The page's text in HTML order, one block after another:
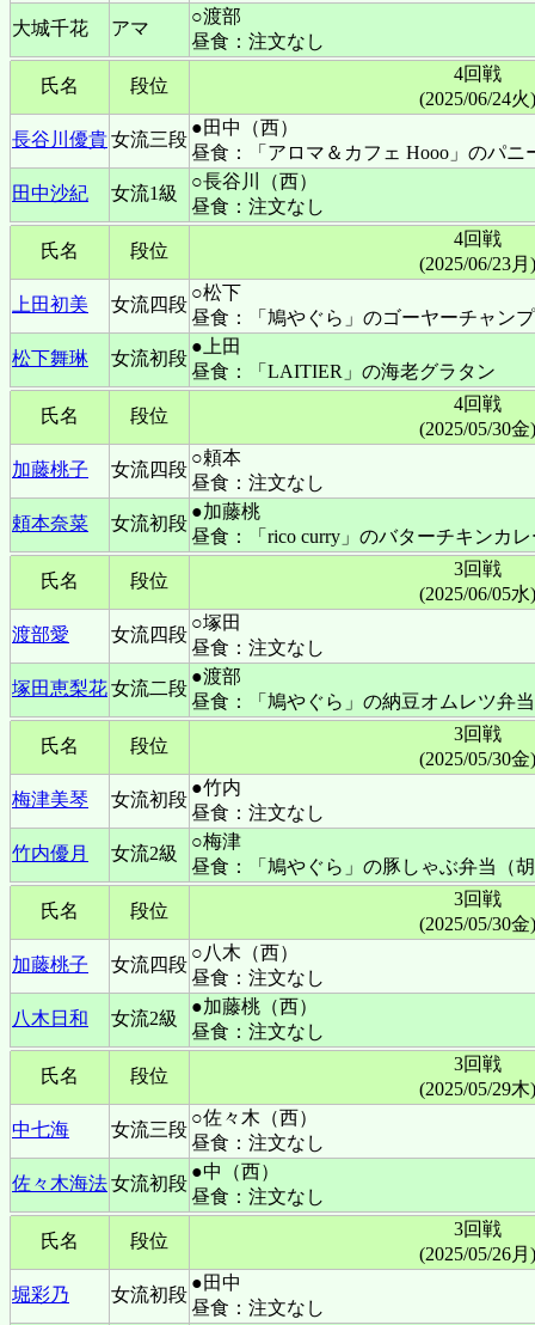
大城千花
アマ
○渡部
昼食：注文なし
氏名 段位
4回戦
(2025/06/24火)
長谷川優貴女流三段
●田中（西）
昼食：「アロマ＆カフェ Hooo」のパニ
田中沙紀
女流1級
○長谷川（西）
昼食：注文なし
氏名 段位
4回戦
(2025/06/23月)
上田初美
女流四段
○松下
昼食：「鳩やぐら」のゴーヤーチャン
松下舞琳
女流初段
●上田
昼食：「LAITIER」の海老グラタン
氏名 段位
4回戦
(2025/05/30金)
加藤桃子
女流四段
○頼本
昼食：注文なし
頼本奈菜
女流初段
●加藤桃
昼食：「rico curry」のバターチキンカ
氏名 段位
3回戦
(2025/06/05水)
渡部愛
女流四段
○塚田
昼食：注文なし
塚田恵梨花女流二段
●渡部
昼食：「鳩やぐら」の納豆オムレツ弁
氏名 段位
3回戦
(2025/05/30金)
梅津美琴
女流初段
●竹内
昼食：注文なし
竹内優月
女流2級
○梅津
昼食：「鳩やぐら」の豚しゃぶ弁当（
氏名 段位
3回戦
(2025/05/30金)
加藤桃子
女流四段
○八木（西）
昼食：注文なし
八木日和
女流2級
●加藤桃（西）
昼食：注文なし
氏名 段位
3回戦
(2025/05/29木)
中七海
女流三段
○佐々木（西）
昼食：注文なし
佐々木海法女流初段
●中（西）
昼食：注文なし
氏名 段位
3回戦
(2025/05/26月)
堀彩乃
女流初段
●田中
昼食：注文なし